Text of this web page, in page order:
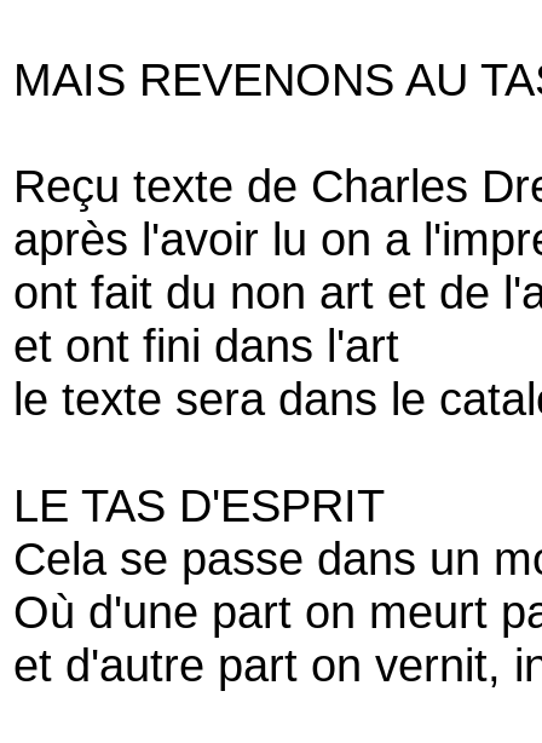
MAIS REVENONS AU
Reçu texte de Charles
après l'avoir lu on a
ont fait du non art et de
et ont fini dans l'art
le texte sera dans le
LE TAS D'ESPRIT
Cela se passe dans un
Où d'une part on meurt
et d'autre part on vernit,